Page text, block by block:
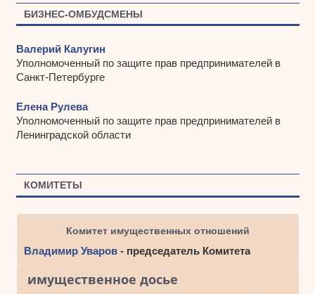
БИЗНЕС-ОМБУДСМЕНЫ
Валерий Калугин
Уполномоченный по защите прав предпринимателей в
Санкт-Петербурге
Елена Рулева
Уполномоченный по защите прав предпринимателей в
Ленинградской области
КОМИТЕТЫ
Комитет имущественных отношений
Владимир Уваров- председатель Комитета
имущественное досье